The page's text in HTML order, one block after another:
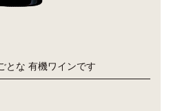
とな 有機ワインです